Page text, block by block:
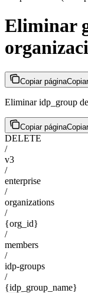
Eliminar
Copiar página
Eliminar idp_group
Copiar página
DELETE
/
v3
/
enterprise
/
organizations
/
{org_id}
/
members
/
idp-groups
/
{idp_group_name}